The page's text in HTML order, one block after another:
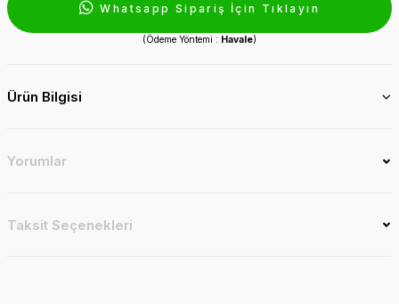
Whatsapp Sipariş İçin Tıklayın
(Ödeme Yöntemi : Havale)
Ürün Bilgisi
Yorumlar
Taksit Seçenekleri